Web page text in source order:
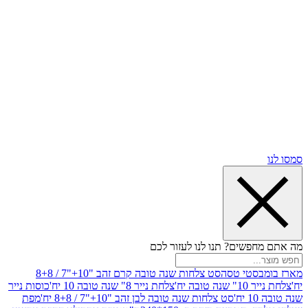
תנו לנו לעזור לכם
טסה
סט צלחות שנה טובה קרם זהב "10+"7 / 8+8
יח'
צלחת נייר 8" שנה טובה 10 יח'
כוסות נייר
סט צלחות שנה טובה לבן זהב "10+"7 / 8+8 יח'
מפת